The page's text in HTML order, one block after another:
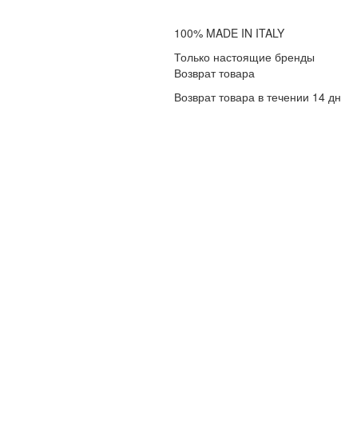
100% MADE IN ITALY
Только настоящие бренды
Возврат товара
Возврат товара в течении 14